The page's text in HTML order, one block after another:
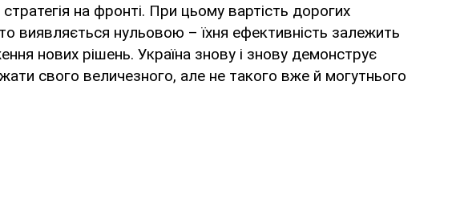
стратегія на фронті. При цьому вартість дорогих
виявляється нульовою – їхня ефективність залежить
нових рішень. Україна знову і знову демонструє
свого величезного, але не такого вже й могутнього